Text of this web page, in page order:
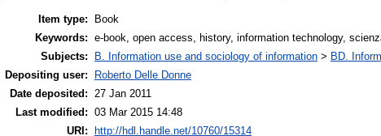
Item type:
Book
Keywords: e-book, open access, history, information technology,
Subjects:
B. Information use and sociology of information > BD.
Depositing user:
Roberto Delle Donne
Date deposited:
27 Jan 2011
Last modified: 03 Mar 2015 14:48
URI:
http://hdl.handle.net/10760/15314